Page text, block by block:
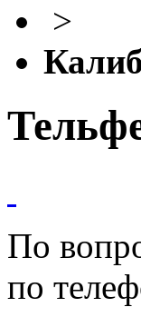
>
По
по